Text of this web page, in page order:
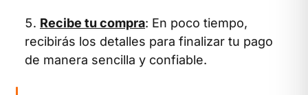
Recibe tu compra: En poco tiempo,
recibirás los detalles para finalizar tu pago
de manera sencilla y confiable.